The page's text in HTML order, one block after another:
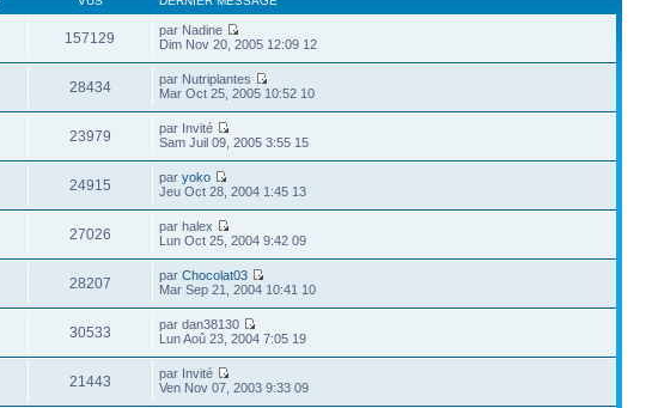
157129
par Nadine
Dim Nov 20, 2005 12:09 12
28434
par Nutriplantes
Mar Oct 25, 2005 10:52 10
23979
par Invité
Sam Juil 09, 2005 3:55 15
24915 paryoko
Jeu Oct 28, 2004 1:45 13
27026
par halex
Lun Oct 25, 2004 9:42 09
28207 parChocolat03
Mar Sep 21, 2004 10:41 10
30533
par dan38130
Lun Aoû 23, 2004 7:05 19
21443
par Invité
Ven Nov 07, 2003 9:33 09